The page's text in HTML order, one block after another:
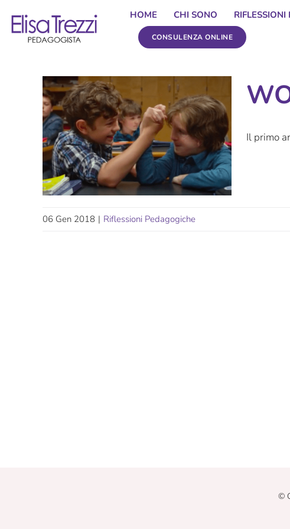
contenuto
HOME CHI SONO
CONSULENZA ONLINE
Il primo
06 Gen 2018 | Riflessioni Pedagogiche
©